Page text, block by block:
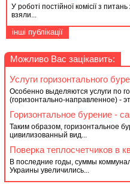
У роботі постійної комісії з
взяли...
інші публікації
Можливо Вас зацікавить:
Услуги горизонтального
Особенно выделяются услуги по
(горизонтально-направленное) -
Горизонтальное бурение -
Таким образом, горизонтальное
цивилизованный вид...
Поверка теплосчетчиков в
В последние годы, суммы
Украины увеличились...